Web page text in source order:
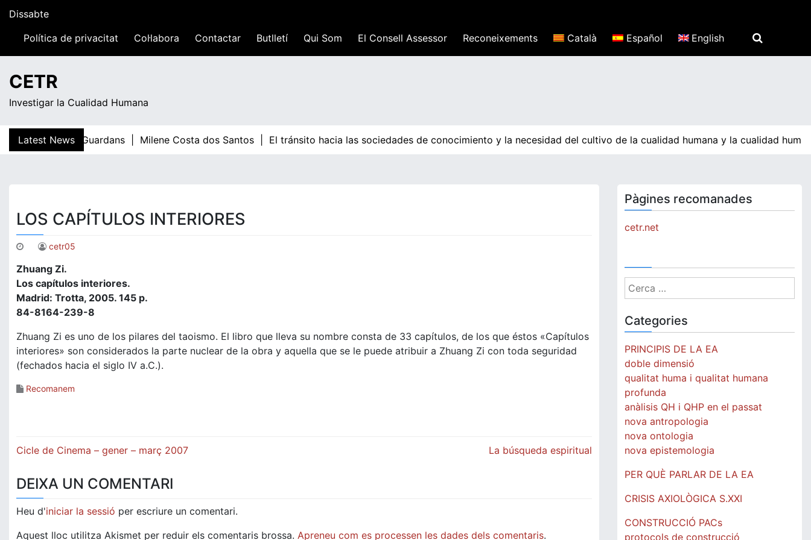
content
Dissabte
20:10Política de privacitat Col·labora Contactar Butlletí Qui Som El Consell Assessor Reconeixements Català Español English
CETR
Investigar la Cualidad Humana
Latest News
Teresa Guardans | Milene Costa dos Santos | El tránsito hacia las sociedades de conocimiento y la necesidad del cultivo de la cualidad humana y la cualidad
LOS CAPÍTULOS INTERIORES
cetr05
Zhuang Zi.
Los capítulos interiores.
Madrid: Trotta, 2005. 145 p.
84-8164-239-8
Zhuang Zi es uno de los pilares del taoismo. El libro que lleva su nombre consta de 33 capítulos, de los que éstos «Capítulos
interiores» son considerados la parte nuclear de la obra y aquella que se le puede atribuir a Zhuang Zi con toda seguridad
(fechados hacia el siglo IV a.C.).
Recomanem
Navegació
Cicle de Cinema – gener – març 2007 La búsqueda espiritual
DEIXA UN COMENTARI
Heu d'iniciar la sessió per escriure un comentari.
Aquest lloc utilitza Akismet per reduir els comentaris brossa. Apreneu com es processen les dades dels comentaris.
Pàgines recomanades
cetr.net
Cerca:
Categories
PRINCIPIS DE LA EA
doble dimensió
qualitat huma i qualitat humana
profunda
anàlisis QH i QHP en el passat
nova antropologia
nova ontologia
nova epistemologia
PER QUÈ PARLAR DE LA EA
CRISIS AXIOLÒGICA S.XXI
CONSTRUCCIÓ PACs
protocols de construcció